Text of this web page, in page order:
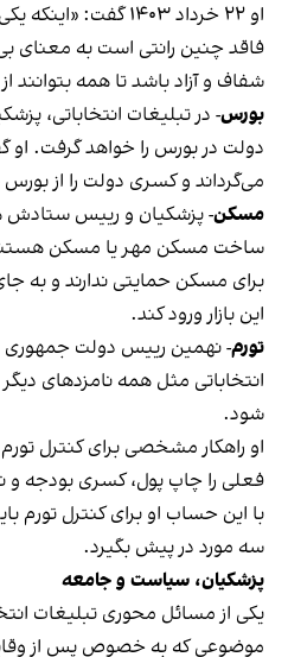
او ۲۲ خرداد ۱۴۰۳ گفت:
فاقد چنین رانتی است به معنای
شفاف و آزاد باشد تا همه بتوانند
بورس- در تبلیغات انتخاباتی،
دولت در بورس را خواهد گرفت. او
می‌گرداند و کسری دولت را از
مسکن-پزشکیان و رییس ستادش
ساخت مسکن مهر یا مسکن
برای مسکن حمایتی ندارند و به
این بازار ورود کند.
تورم-نهمین رییس دولت جمهوری
انتخاباتی مثل همه نامزدهای دیگر
شود.
او راهکار مشخصی برای کنترل تورم
فعلی را چاپ پول، کسری بودجه و
با این حساب او برای کنترل تورم
سه مورد در پیش بگیرد.
پزشکیان، سیاست و جامعه
یکی از مسائل محوری تبلیغات